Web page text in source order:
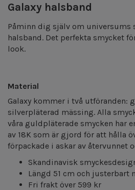
Galaxy halsband
Påminn dig själv om universums
halsband. Det perfekta smycket
look.
Material
Galaxy kommer i två utföranden:
silverpläterad mässing. Alla
våra guldpläterade smycken har
av 18K som är gjord för att hålla
förpackade i askar av återvunnet
Skandinavisk
Längd 51 cm och justerbart
Fri frakt över 599 kr